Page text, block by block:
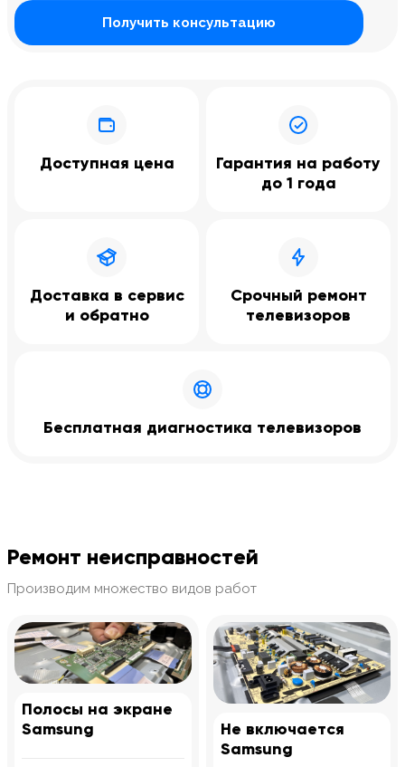
Получить консультацию
Доступная цена
Гарантия на работу
до 1 года
Доставка в сервис
и обратно
Срочный ремонт
телевизоров
Бесплатная диагностика телевизоров
Ремонт неисправностей
Производим множество видов работ
Полосы на экране
Samsung
Не включается
Samsung